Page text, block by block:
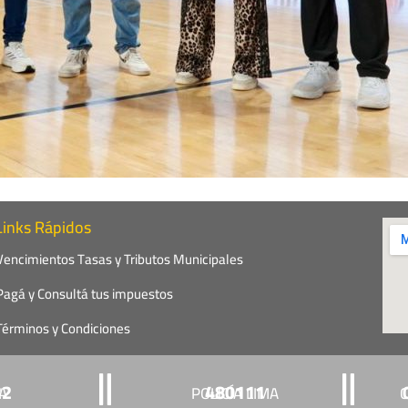
Rápidos
Tasas y Tributos Municipales
y Consultá tus impuestos
y Condiciones
480111
POLICÍA LIMA